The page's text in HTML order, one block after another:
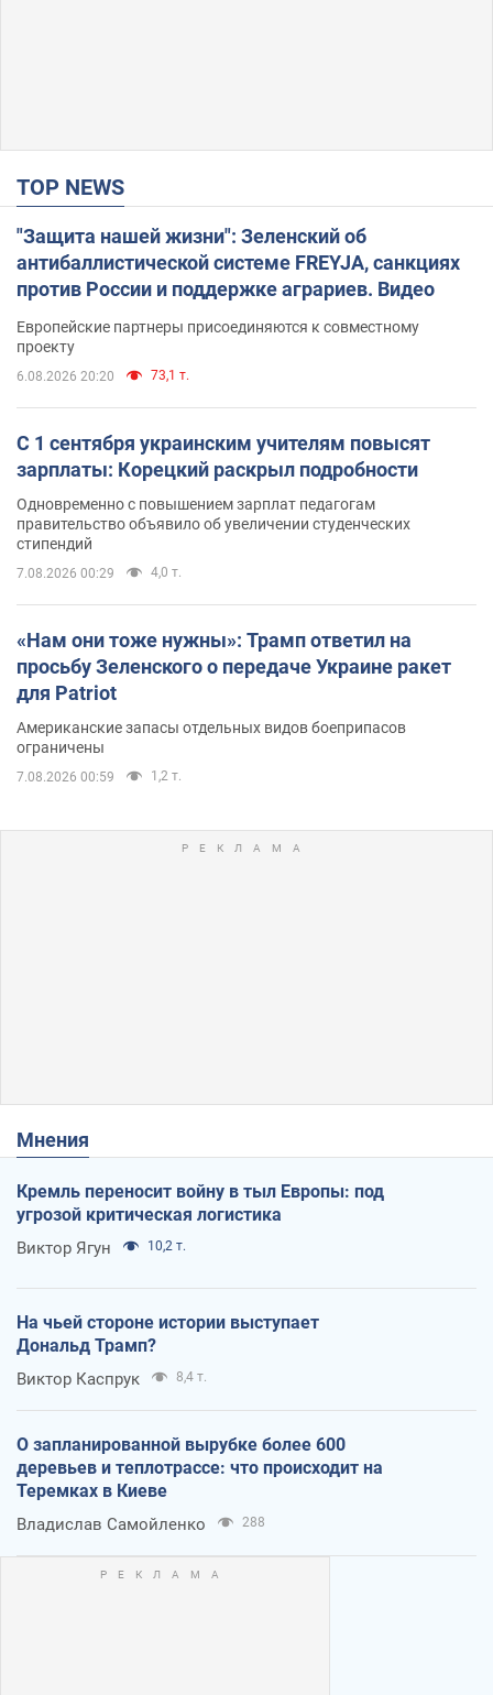
TOP NEWS
"Защита нашей жизни": Зеленский об
антибаллистической системе FREYJA, санкциях
против России и поддержке аграриев. Видео
Европейские партнеры присоединяются к совместному
проекту
6.08.2026 20:20 73,1 т.
С 1 сентября украинским учителям повысят
зарплаты: Корецкий раскрыл подробности
Одновременно с повышением зарплат педагогам
правительство объявило об увеличении студенческих
стипендий
7.08.2026 00:29 4,0 т.
«Нам они тоже нужны»: Трамп ответил на
просьбу Зеленского о передаче Украине ракет
для Patriot
Американские запасы отдельных видов боеприпасов
ограничены
7.08.2026 00:59 1,2 т.
Мнения
Кремль переносит войну в тыл Европы: под
угрозой критическая логистика
Виктор Ягун 10,2 т.
На чьей стороне истории выступает
Дональд Трамп?
Виктор Каспрук 8,4 т.
О запланированной вырубке более 600
деревьев и теплотрассе: что происходит на
Теремках в Киеве
Владислав Самойленко 288